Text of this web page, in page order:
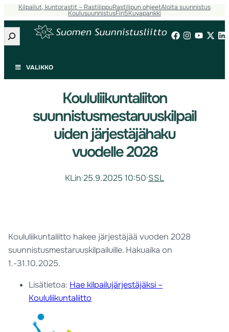
Kilpailut, kuntorastit – RastilippuRastilipun ohjeetAloita suunnistus
KoulusuunnistusFin5Kuvapankki
Etsi
VALIKKO
Koululiikuntaliiton
suunnistusmestaruuskilpail
uiden järjestäjähaku
vuodelle 2028
KLin·25.9.2025 10:50·SSL
Koululiikuntaliitto hakee järjestäjää vuoden 2028
suunnistusmestaruuskilpailuille. Hakuaika on
1.-31.10.2025.
Lisätietoa: Hae kilpailujärjestäjäksi –
Koululiikuntaliitto